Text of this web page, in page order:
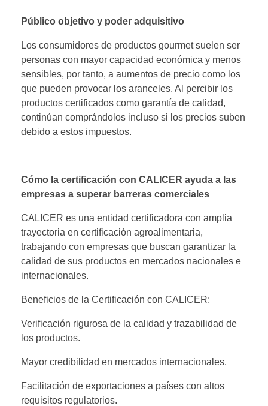
Público objetivo y poder adquisitivo
Los consumidores de productos gourmet suelen ser
personas con mayor capacidad económica y menos
sensibles, por tanto, a aumentos de precio como los
que pueden provocar los aranceles. Al percibir los
productos certificados como garantía de calidad,
continúan comprándolos incluso si los precios suben
debido a estos impuestos.
Cómo la certificación con CALICER ayuda a las
empresas a superar barreras comerciales
CALICER es una entidad certificadora con amplia
trayectoria en certificación agroalimentaria,
trabajando con empresas que buscan garantizar la
calidad de sus productos en mercados nacionales e
internacionales.
Beneficios de la Certificación con CALICER:
Verificación rigurosa de la calidad y trazabilidad de
los productos.
Mayor credibilidad en mercados internacionales.
Facilitación de exportaciones a países con altos
requisitos regulatorios.